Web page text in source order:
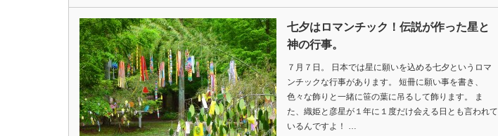
七夕はロマンチック！伝説が作った星と
神の行事。
７月７日。 日本では星に願いを込める七夕というロマ
ンチックな行事があります。 短冊に願い事を書き、
色々な飾りと一緒に笹の葉に吊るして飾ります。 ま
た、織姫と彦星が１年に１度だけ会える日とも言われて
いるんですよ！ …